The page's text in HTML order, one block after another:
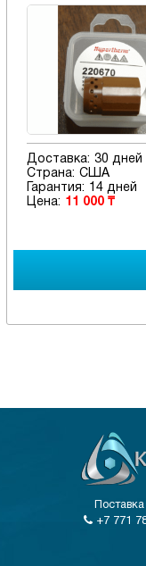
Доставка: 30 дней
Страна: США
Гарантия:
14 дней
Цена: 11 000 ₸
+7 771